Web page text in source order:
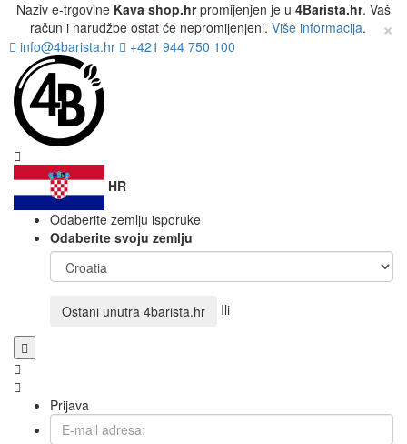
Naziv e-trgovine Kava shop.hrpromijenjen je u 4Barista.hr. Vaš
račun i narudžbe ostat će nepromijenjeni. Više informacija. ×
info@4barista.hr +421 944 750 100
HR
Odaberite zemlju isporuke
Odaberite svoju zemlju
Ostani unutra 4barista.hr Ili
Prijava